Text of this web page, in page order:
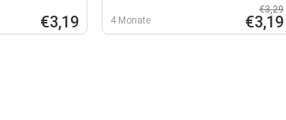
€3,19 4 Monate
€3,29
€3,19